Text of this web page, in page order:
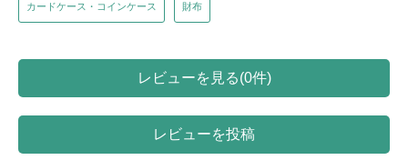
カードケース・コインケース 財布
レビューを見る(0件)
レビューを投稿